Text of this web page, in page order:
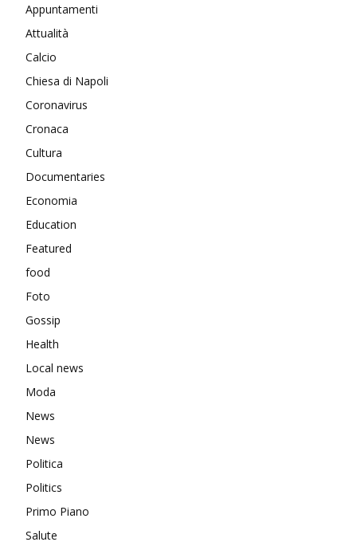
Appuntamenti
Attualità
Calcio
Chiesa di Napoli
Coronavirus
Cronaca
Cultura
Documentaries
Economia
Education
Featured
food
Foto
Gossip
Health
Local news
Moda
News
News
Politica
Politics
Primo Piano
Salute